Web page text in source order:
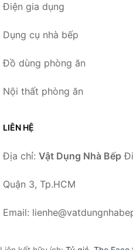
Điện gia dụng
Dụng cụ nhà bếp
Đồ dùng phòng ăn
Nội thất phòng ăn
LIÊN HỆ
Địa chỉ: Vật Dụng Nhà Bếp
Quận 3, Tp.HCM
Email: